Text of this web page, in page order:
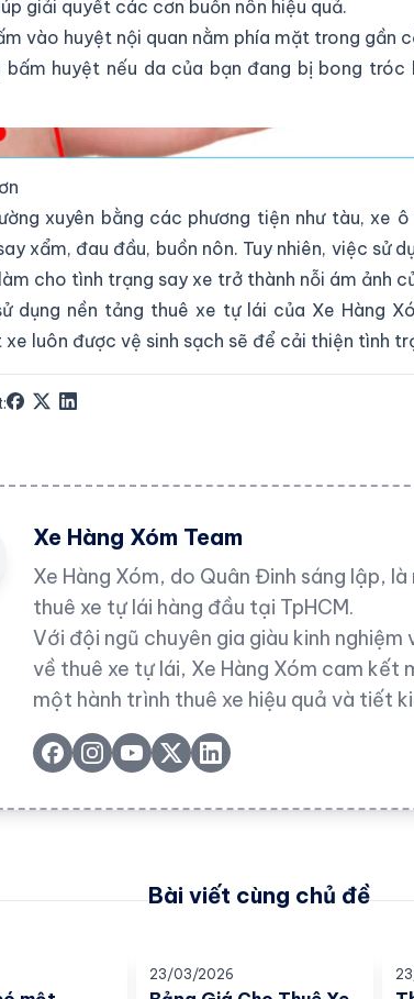
giải quyết các cơn buồn nôn hiệu quả.
vào huyệt nội quan nằm phía mặt trong gần
bấm huyệt nếu da của bạn đang bị bong
giải quyết các cơn buồn nôn hiệu quả
xuyên bằng các phương tiện như tàu, xe
xẩm, đau đầu, buồn nôn. Tuy nhiên, việc sử
cho tình trạng say xe trở thành nỗi ám ảnh
dụng nền tảng thuê xe tự lái của Xe Hàng
luôn được vệ sinh sạch sẽ để cải thiện tình
Xe Hàng Xóm Team
Xe Hàng Xóm, do Quân Đinh sáng lập,
thuê xe tự lái hàng đầu tại TpHCM.
Với đội ngũ chuyên gia giàu kinh nghiệm
về thuê xe tự lái, Xe Hàng Xóm cam kết
một hành trình thuê xe hiệu quả và tiết
Bài viết cùng chủ đề
23/03/2026